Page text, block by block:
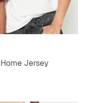
Jersey